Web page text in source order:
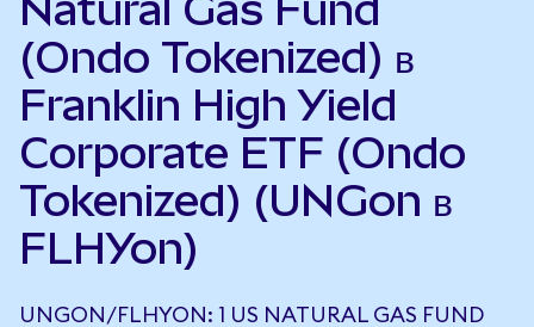
(Ondo Tokenized) в
Franklin High Yield
Corporate ETF (Ondo
Tokenized) (UNGon в
FLHYon)
UNGON/FLHYON: 1 US NATURAL GAS FUND